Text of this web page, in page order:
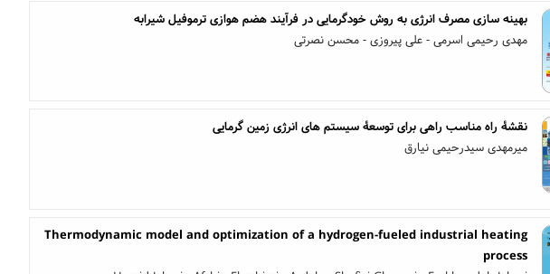
بهینه سازی مصرف انرژی به روش خودگرمایی در فرآیند هضم هوازی ترموفیل شیرابه
مهدی رحیمی اسرمی - علی پیروزی - محسن نصرتی
نقشۀ راه مناسب راهی برای توسعۀ سیستم های انرژی زمین گرمایی
میرمهدی سیدرحیمی نیارق
Thermodynamic model and optimization of a hydrogen-fueled industrial heating
process